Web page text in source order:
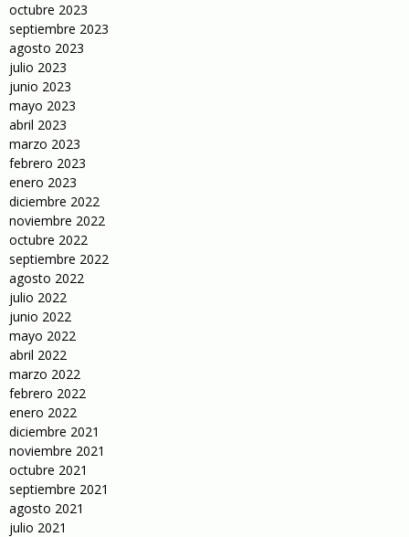
octubre 2023
septiembre 2023
agosto 2023
julio 2023
junio 2023
mayo 2023
abril 2023
marzo 2023
febrero 2023
enero 2023
diciembre 2022
noviembre 2022
octubre 2022
septiembre 2022
agosto 2022
julio 2022
junio 2022
mayo 2022
abril 2022
marzo 2022
febrero 2022
enero 2022
diciembre 2021
noviembre 2021
octubre 2021
septiembre 2021
agosto 2021
julio 2021